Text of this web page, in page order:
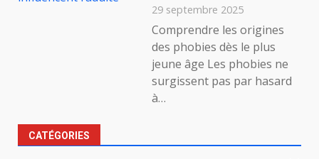
29 septembre 2025
Comprendre les origines
des phobies dès le plus
jeune âge Les phobies ne
surgissent pas par hasard
à…
CATÉGORIES